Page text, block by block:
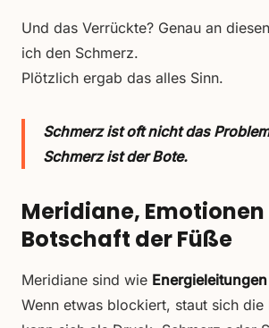
Und das Verrückte? Genau an
ich den Schmerz.
Plötzlich ergab das alles Sinn.
Schmerz ist oft nicht das
Schmerz ist der Bote.
Meridiane,
Botschaft der Füße
Meridiane sind wie Energieleitungen
Wenn etwas blockiert, staut sich die